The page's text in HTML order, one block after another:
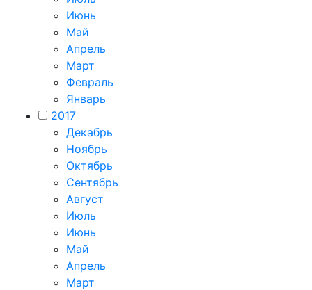
Июнь
Май
Апрель
Март
Февраль
Январь
2017
Декабрь
Ноябрь
Октябрь
Сентябрь
Август
Июль
Июнь
Май
Апрель
Март